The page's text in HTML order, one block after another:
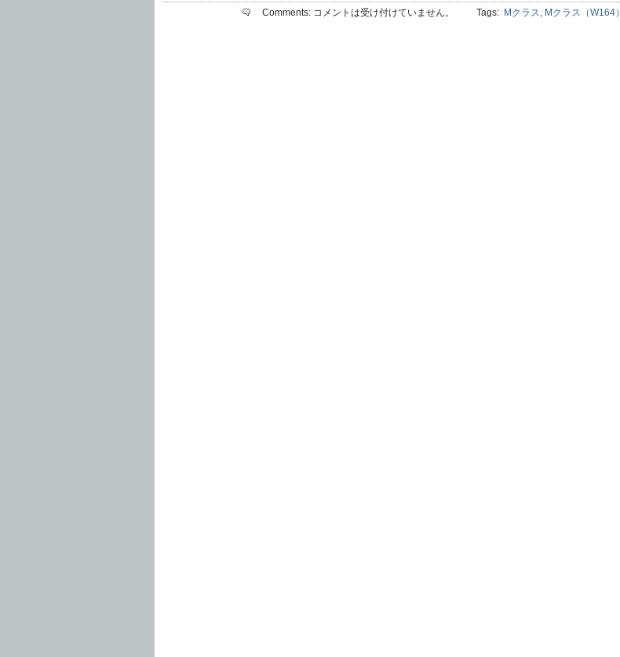
Comments: コメントは受け付けていません。 Tags: Mクラス, Mクラス（W164）